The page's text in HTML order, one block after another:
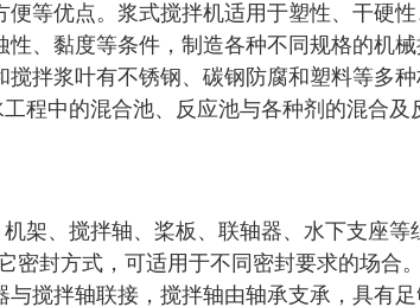
等优点。浆式搅拌机适用于塑性、干硬
、黏度等条件，制造各种不同规格的机
拌浆叶有不锈钢、碳钢防腐和塑料等多种
程中的混合池、反应池与各种剂的混合及
架、搅拌轴、桨板、联轴器、水下支座
密封方式，可适用于不同密封要求的场合。
搅拌轴联接，搅拌轴由轴承支承，具有足